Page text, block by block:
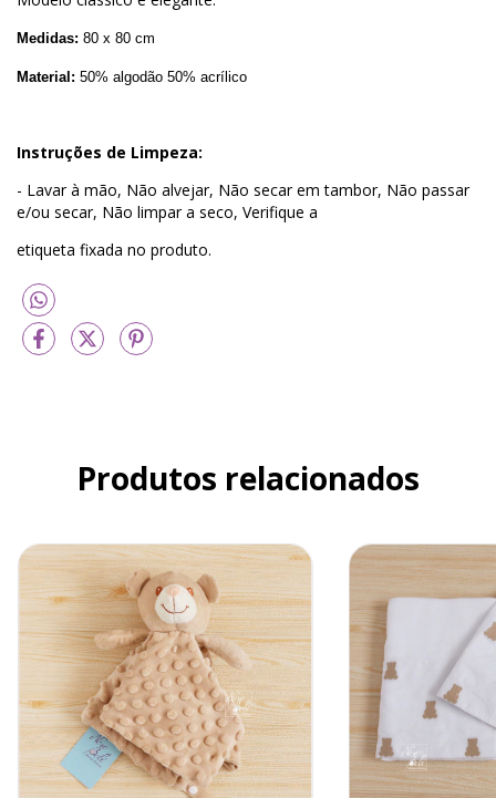
Medidas: 80 x 80 cm
Material: 50% algodão 50% acrílico
Instruções de Limpeza:
- Lavar à mão, Não alvejar, Não secar em tambor, Não passar
e/ou secar, Não limpar a seco, Verifique a
etiqueta fixada no produto.
Produtos relacionados